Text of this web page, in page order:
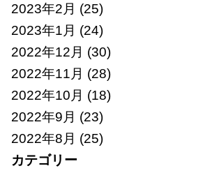
2023年2月 (25)
2023年1月 (24)
2022年12月 (30)
2022年11月 (28)
2022年10月 (18)
2022年9月 (23)
2022年8月 (25)
カテゴリー